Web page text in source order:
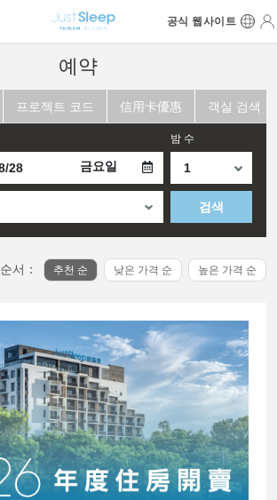
공식 웹사이트
예약
프로젝트 코드 信用卡優惠 객실 검색
금요일
밤 수
검색
순서： 추천 순 낮은 가격 순 높은 가격 순